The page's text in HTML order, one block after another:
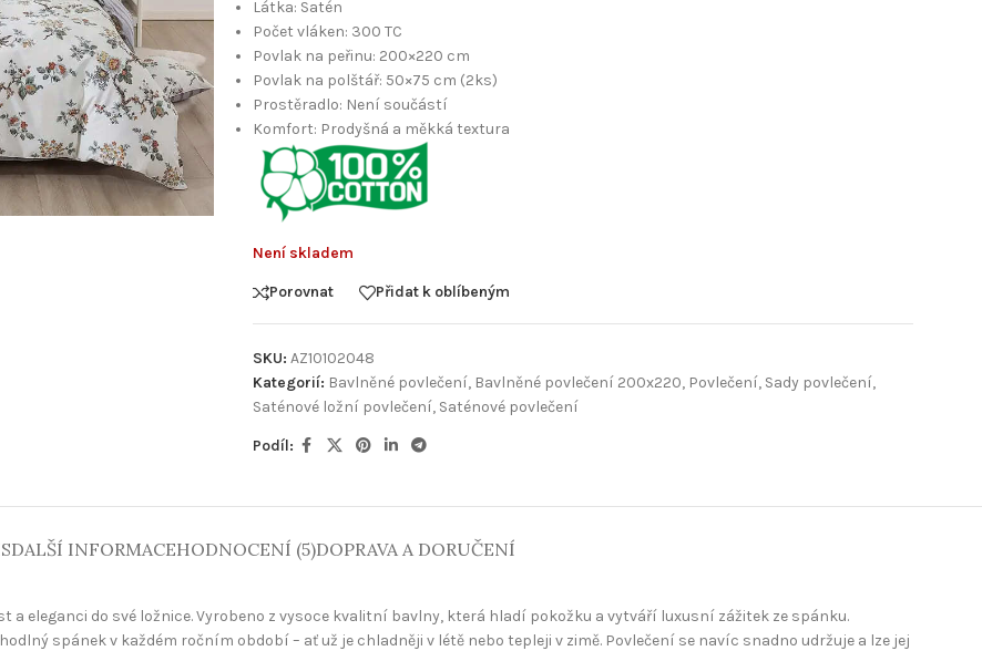
Látka: Satén
Počet vláken: 300 TC
Povlak na peřinu: 200×220 cm
Povlak na polštář: 50×75 cm (2ks)
Prostěradlo: Není součástí
Komfort: Prodyšná a měkká textura
Není skladem
Porovnat Přidat k oblíbeným
SKU: AZ10102048
Kategorií: Bavlněné povlečení, Bavlněné povlečení 200x220, Povlečení, Sady povlečení,
Saténové ložní povlečení, Saténové povlečení
Podíl:
DALŠÍ INFORMACEHODNOCENÍ (5)DOPRAVA A DORUČENÍ
eleganci do své ložnice. Vyrobeno z vysoce kvalitní bavlny, která hladí pokožku a vytváří luxusní zážitek ze spánku.
spánek v každém ročním období – ať už je chladněji v létě nebo tepleji v zimě. Povlečení se navíc snadno udržuje a lze jej